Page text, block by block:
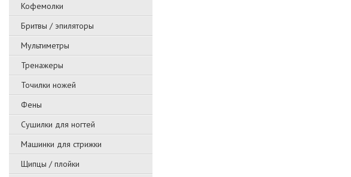
Кофемолки
Бритвы / эпиляторы
Мультиметры
Тренажеры
Точилки ножей
Фены
Сушилки для ногтей
Машинки для стрижки
Щипцы / плойки